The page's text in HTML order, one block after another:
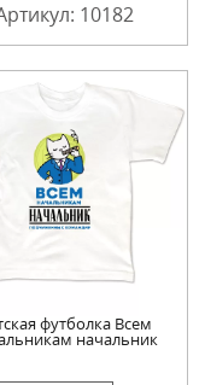
10182
футболка Всем
начальник